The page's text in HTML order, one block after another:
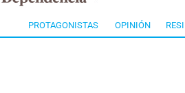
PROTAGONISTAS OPINIÓN